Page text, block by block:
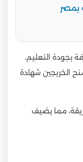
بمصر
بجودة التعليم،
الخريجين شهادة
مما يضيف